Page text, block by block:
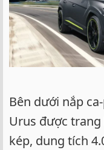
Bên dưới nắp
Urus được
kép, dung tích